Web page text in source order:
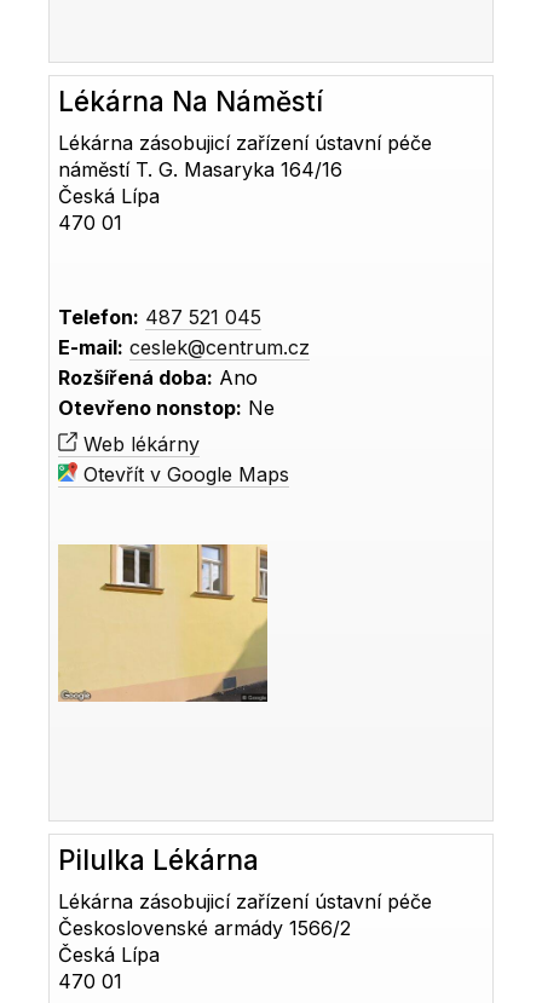
Lékárna Na Náměstí
Lékárna zásobujicí zařízení ústavní péče
náměstí T. G. Masaryka 164/16
Česká Lípa
470 01
Telefon: 487 521 045
E-mail: ceslek@centrum.cz
Rozšířená doba: Ano
Otevřeno nonstop: Ne
Web lékárny
Otevřít v Google Maps
Pilulka Lékárna
Lékárna zásobujicí zařízení ústavní péče
Československé armády 1566/2
Česká Lípa
470 01